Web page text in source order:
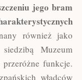
jego bram
również jako
Muzeum
przeróżne funkcje.
władców